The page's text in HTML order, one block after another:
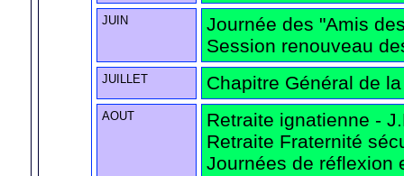
JUIN
Journée des "Amis
Session renouveau
JUILLET Chapitre Général de
AOUT
Retraite ignatienne -
Retraite Fraternité
Journées de réflexion